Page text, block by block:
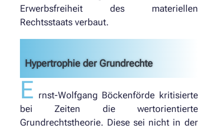
Erwerbsfreiheit des materiellen
Rechtsstaats verbaut.
Hypertrophie der Grundrechte
E rnst-Wolfgang Böckenförde kritisierte
bei Zeiten die wertorientierte
Grundrechtstheorie. Diese sei nicht in der